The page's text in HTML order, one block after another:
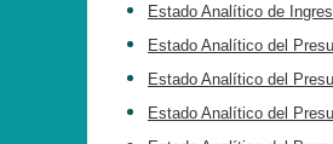
Estado Analítico de
Estado Analítico del
Estado Analítico del
Estado Analítico del